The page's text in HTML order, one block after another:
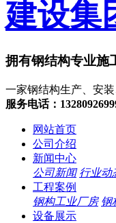
拥有钢结构专业施
一家钢结构生产、安
服务电话：
网站首页
公司介绍
新闻中心
公司新闻 行业动
工程案例
钢构工业厂房 钢
设备展示